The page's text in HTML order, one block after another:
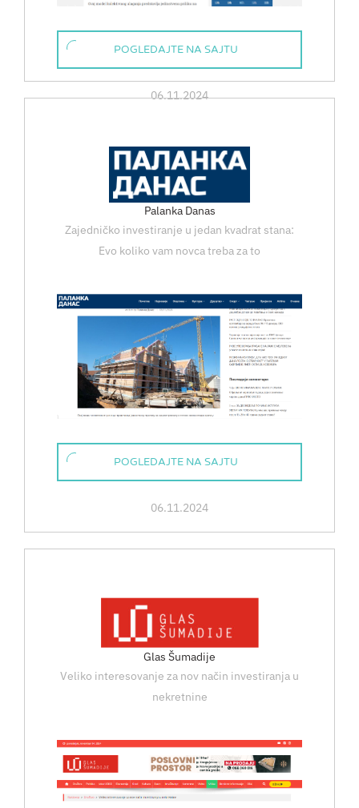
POGLEDAJTE NA SAJTU
06.11.2024
Palanka Danas
Zajedničko investiranje u jedan kvadrat stana:
Evo koliko vam novca treba za to
POGLEDAJTE NA SAJTU
06.11.2024
Glas Šumadije
Veliko interesovanje za nov način investiranja u
nekretnine